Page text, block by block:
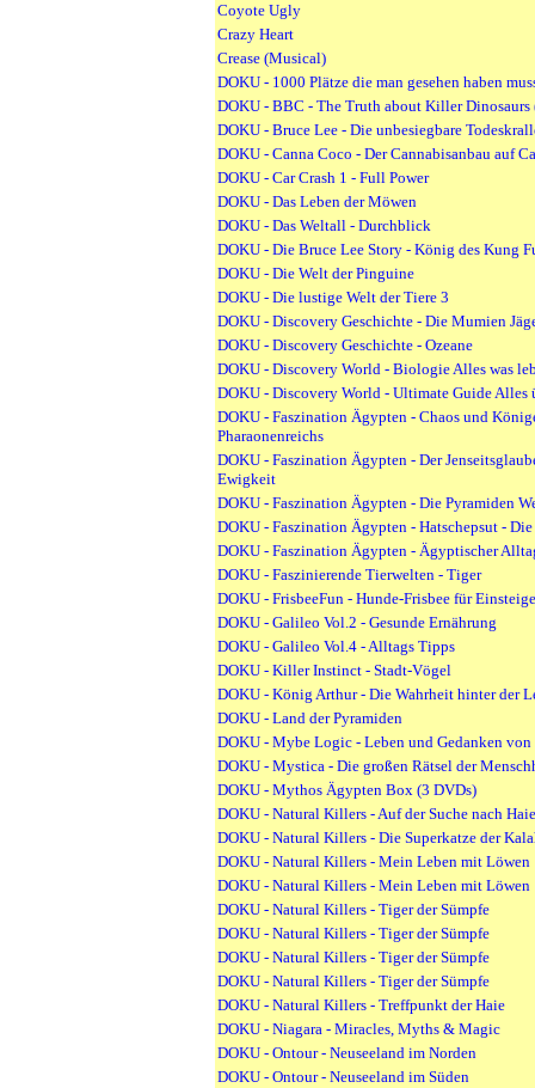
Coyote Ugly
Crazy Heart
Crease (Musical)
DOKU - 1000 Plätze die man gesehen haben
DOKU - BBC - The Truth about Killer Dinosaurs
DOKU - Bruce Lee - Die unbesiegbare
DOKU - Canna Coco - Der Cannabisanbau auf
DOKU - Car Crash 1 - Full Power
DOKU - Das Leben der Möwen
DOKU - Das Weltall - Durchblick
DOKU - Die Bruce Lee Story - König des Kung
DOKU - Die Welt der Pinguine
DOKU - Die lustige Welt der Tiere 3
DOKU - Discovery Geschichte - Die Mumien
DOKU - Discovery Geschichte - Ozeane
DOKU - Discovery World - Biologie Alles was
DOKU - Discovery World - Ultimate Guide Alles
DOKU - Faszination Ägypten - Chaos und
Pharaonenreichs
DOKU - Faszination Ägypten - Der
Ewigkeit
DOKU - Faszination Ägypten - Die Pyramiden
DOKU - Faszination Ägypten - Hatschepsut -
DOKU - Faszination Ägypten - Ägyptischer
DOKU - Faszinierende Tierwelten - Tiger
DOKU - FrisbeeFun - Hunde-Frisbee für
DOKU - Galileo Vol.2 - Gesunde Ernährung
DOKU - Galileo Vol.4 - Alltags Tipps
DOKU - Killer Instinct - Stadt-Vögel
DOKU - König Arthur - Die Wahrheit hinter der
DOKU - Land der Pyramiden
DOKU - Mybe Logic - Leben und Gedanken
DOKU - Mystica - Die großen Rätsel der
DOKU - Mythos Ägypten Box (3 DVDs)
DOKU - Natural Killers - Auf der Suche nach
DOKU - Natural Killers - Die Superkatze der
DOKU - Natural Killers - Mein Leben mit Löwen
DOKU - Natural Killers - Mein Leben mit Löwen
DOKU - Natural Killers - Tiger der Sümpfe
DOKU - Natural Killers - Tiger der Sümpfe
DOKU - Natural Killers - Tiger der Sümpfe
DOKU - Natural Killers - Tiger der Sümpfe
DOKU - Natural Killers - Treffpunkt der Haie
DOKU - Niagara - Miracles, Myths & Magic
DOKU - Ontour - Neuseeland im Norden
DOKU - Ontour - Neuseeland im Süden